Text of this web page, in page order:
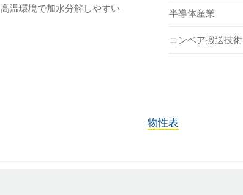
高温環境で加水分解しやすい
半導体産業
コンベア搬送技術
物性表